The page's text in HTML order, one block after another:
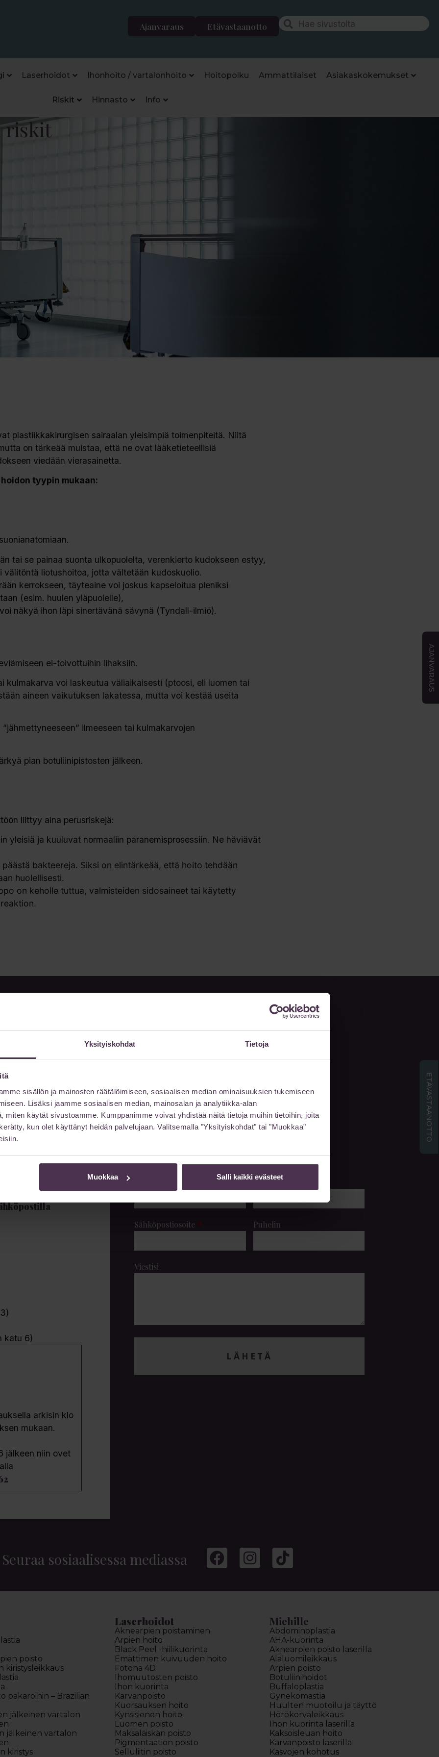
Yksityiskohdat Tietoja
sisällön ja mainosten räätälöimiseen, sosiaalisen median ominaisuuksien tukemiseen
Lisäksi jaamme sosiaalisen median, mainosalan ja analytiikka-alan
miten käytät sivustoamme. Kumppanimme voivat yhdistää näitä tietoja muihin tietoihin, joita
kun olet käyttänyt heidän palvelujaan. Valitsemalla "Yksityiskohdat" tai "Muokkaa"
Muokkaa Salli kaikki evästeet
Etävastaanotto
Ajanvaraus
Laserhoidot Ihonhoito / vartalonhoito Hoitopolku Ammattilaiset Asiakaskokemukset
Riskit Hinnasto Info
riskit
plastiikkakirurgisen sairaalan yleisimpiä toimenpiteitä. Niitä
on tärkeää muistaa, että ne ovat lääketieteellisiä
viedään vierasainetta.
tyypin mukaan:
tai se painaa suonta ulkopuolelta, verenkierto kudokseen estyy,
liotushoitoa, jotta vältetään kudoskuolio.
kerrokseen, täyteaine voi joskus kapseloitua pieniksi
(esim. huulen yläpuolelle),
näkyä ihon läpi sinertävänä sävynä (Tyndall-ilmiö).
ei-toivottuihin lihaksiin.
kulmakarva voi laskeutua väliaikaisesti (ptoosi, eli luomen tai
aineen vaikutuksen lakatessa, mutta voi kestää useita
ilmeeseen tai kulmakarvojen
pian botuliinipistosten jälkeen.
liittyy aina perusriskejä:
yleisiä ja kuuluvat normaaliin paranemisprosessiin. Ne häviävät
bakteereja. Siksi on elintärkeää, että hoito tehdään
huolellisesti.
on keholle tuttua, valmisteiden sidosaineet tai käytetty
mukaan
katu 6)
arkisin klo
mukaan.
jälkeen niin ovet
Sukunimi
Sähköpostiosoite Puhelin
Viestisi
LÄHETÄ
Seuraa sosiaalisessa mediassa
AJANVARAUS
ETÄVASTAANOTTO
poisto
kiristysleikkaus
pakaroihin – Brazilian
jälkeinen vartalon
jälkeinen vartalon
kiristys
Laserhoidot
Aknearpien poistaminen
Arpien hoito
Black Peel -hiilikuorinta
Emättimen kuivuuden hoito
Fotona 4D
Ihomuutosten poisto
Ihon kuorinta
Karvanpoisto
Kuorsauksen hoito
Kynsisienen hoito
Luomen poisto
Maksaläiskän poisto
Pigmentaation poisto
Selluliitin poisto
Miehille
Abdominoplastia
AHA-kuorinta
Aknearpien poisto laserilla
Alaluomileikkaus
Arpien poisto
Botuliinihoidot
Buffaloplastia
Gynekomastia
Huulten muotoilu ja täyttö
Hörökorvaleikkaus
Ihon kuorinta laserilla
Kaksoisleuan hoito
Karvanpoisto laserilla
Kasvojen kohotus